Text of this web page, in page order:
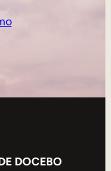
DOCEBO